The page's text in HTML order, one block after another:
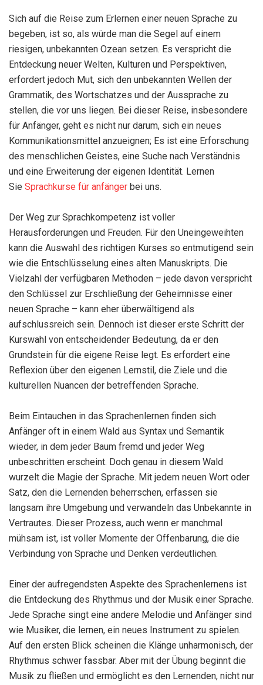
Sich auf die Reise zum Erlernen einer neuen Sprache zu
begeben, ist so, als würde man die Segel auf einem
riesigen, unbekannten Ozean setzen. Es verspricht die
Entdeckung neuer Welten, Kulturen und Perspektiven,
erfordert jedoch Mut, sich den unbekannten Wellen der
Grammatik, des Wortschatzes und der Aussprache zu
stellen, die vor uns liegen. Bei dieser Reise, insbesondere
für Anfänger, geht es nicht nur darum, sich ein neues
Kommunikationsmittel anzueignen; Es ist eine Erforschung
des menschlichen Geistes, eine Suche nach Verständnis
und eine Erweiterung der eigenen Identität. Lernen
Sie Sprachkurse für anfänger bei uns.
Der Weg zur Sprachkompetenz ist voller
Herausforderungen und Freuden. Für den Uneingeweihten
kann die Auswahl des richtigen Kurses so entmutigend sein
wie die Entschlüsselung eines alten Manuskripts. Die
Vielzahl der verfügbaren Methoden – jede davon verspricht
den Schlüssel zur Erschließung der Geheimnisse einer
neuen Sprache – kann eher überwältigend als
aufschlussreich sein. Dennoch ist dieser erste Schritt der
Kurswahl von entscheidender Bedeutung, da er den
Grundstein für die eigene Reise legt. Es erfordert eine
Reflexion über den eigenen Lernstil, die Ziele und die
kulturellen Nuancen der betreffenden Sprache.
Beim Eintauchen in das Sprachenlernen finden sich
Anfänger oft in einem Wald aus Syntax und Semantik
wieder, in dem jeder Baum fremd und jeder Weg
unbeschritten erscheint. Doch genau in diesem Wald
wurzelt die Magie der Sprache. Mit jedem neuen Wort oder
Satz, den die Lernenden beherrschen, erfassen sie
langsam ihre Umgebung und verwandeln das Unbekannte in
Vertrautes. Dieser Prozess, auch wenn er manchmal
mühsam ist, ist voller Momente der Offenbarung, die die
Verbindung von Sprache und Denken verdeutlichen.
Einer der aufregendsten Aspekte des Sprachenlernens ist
die Entdeckung des Rhythmus und der Musik einer Sprache.
Jede Sprache singt eine andere Melodie und Anfänger sind
wie Musiker, die lernen, ein neues Instrument zu spielen.
Auf den ersten Blick scheinen die Klänge unharmonisch, der
Rhythmus schwer fassbar. Aber mit der Übung beginnt die
Musik zu fließen und ermöglicht es den Lernenden, nicht nur